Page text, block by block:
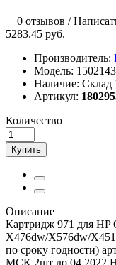
0 отзывов /
5283.45 руб.
Производитель:
Модель:
Наличие: Склад
Артикул:
Количество
Купить
Описание
Картридж 971 для HP
X476dw/X576dw/
по сроку годности)
МСК 2шт до 04.2022